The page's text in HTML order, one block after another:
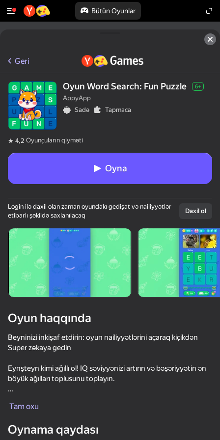
Bütün Oyunlar
Geri
Oyun Word Search: Fun Puzzle 6+
AppyApp
Sadə
Tapmaca
4,2 Oyunçuların qiyməti
Oyna
Login ilə daxil olan zaman oyundakı gedişat və nailiyyətlər
etibarlı şəkildə saxlanılacaq
Daxil ol
Oyun haqqında
Beyninizi inkişaf etdirin: oyun nailiyyətlərini açaraq kiçikdən
Super zəkaya gedin
Eynşteyn kimi ağıllı ol! IQ səviyyənizi artırın və bəşəriyyətin ən
böyük ağılları toplusunu toplayın.
Zəkanızı və heyvan biliklərinizi yoxlayır
Tam oxu
Oynama qaydası